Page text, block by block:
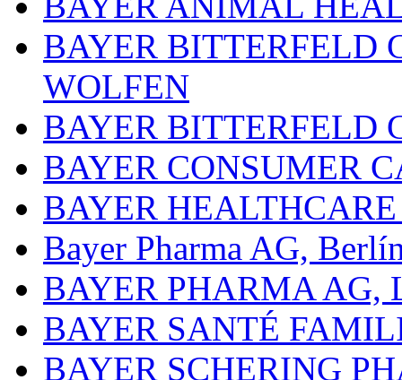
BAYER BITTERFELD
WOLFEN
BAYER BITTERFELD
BAYER CONSUMER
BAYER
Bayer Pharma AG,
BAYER PHARMA AG,
BAYER SANTÉ
BAYER SCHERING